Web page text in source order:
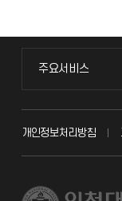
주요서비스
주요서비스
교무회의방송
시설예약
개인정보처리방침